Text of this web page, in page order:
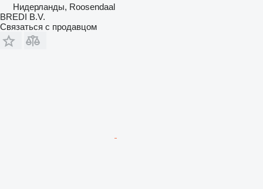
Нидерланды, Roosendaal
BREDI B.V.
Связаться с продавцом